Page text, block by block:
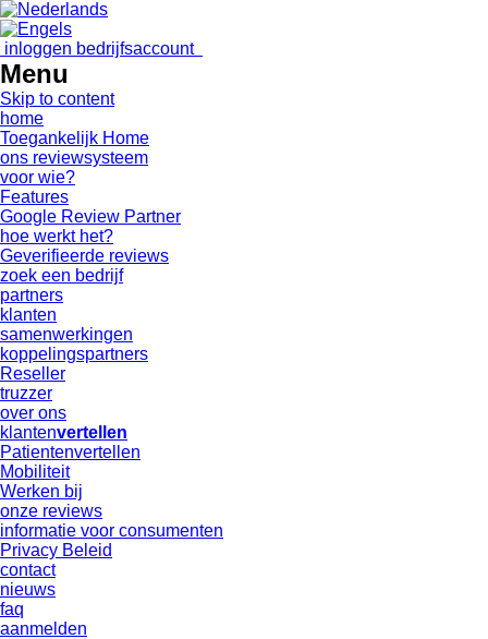
inloggen bedrijfsaccount
Menu
Skip to content
home
Toegankelijk Home
ons reviewsysteem
voor wie?
Features
Google Review Partner
hoe werkt het?
Geverifieerde reviews
zoek een bedrijf
partners
klanten
samenwerkingen
koppelingspartners
Reseller
truzzer
over ons
klantenvertellen
Patientenvertellen
Mobiliteit
Werken bij
onze reviews
informatie voor consumenten
Privacy Beleid
contact
nieuws
faq
aanmelden